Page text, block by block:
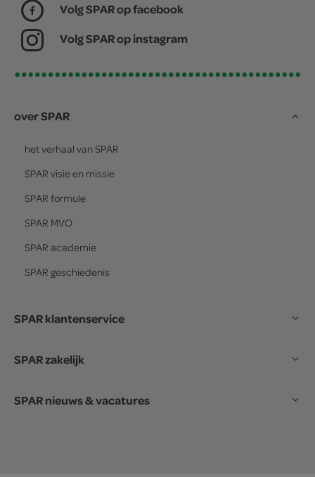
Volg SPAR op facebook
Volg SPAR op instagram
over SPAR
het verhaal van SPAR
SPAR visie en missie
SPAR formule
SPAR MVO
SPAR academie
SPAR geschiedenis
SPAR klantenservice
SPAR zakelijk
SPAR nieuws & vacatures